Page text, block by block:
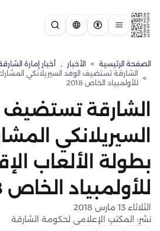
الصفحة الرئيسية > الأخبار , أخبار إمارة
>
الشارقة تستضيف الوفد السيريلانكي
للأولمبياد الخاص 2018
الشارقة تستضيف
السيريلانكي
بطولة الألعاب
للأولمبياد الخاص 2018
الثلاثاء 13 مارس 2018
نشر: المكتب الإعلامي لحكومة الشارقة